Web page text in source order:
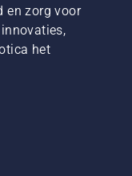
en zorg voor
het